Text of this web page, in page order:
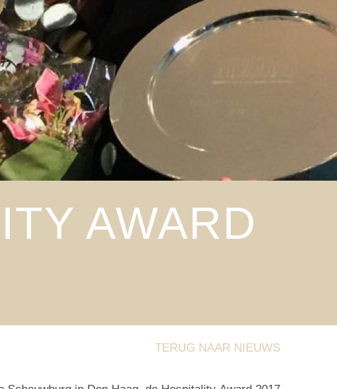
AWARD
TERUG NAAR NIEUWS